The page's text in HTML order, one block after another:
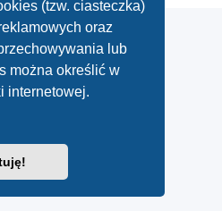
(tzw. ciasteczka)
oraz
lub
można określić w
internetowej.